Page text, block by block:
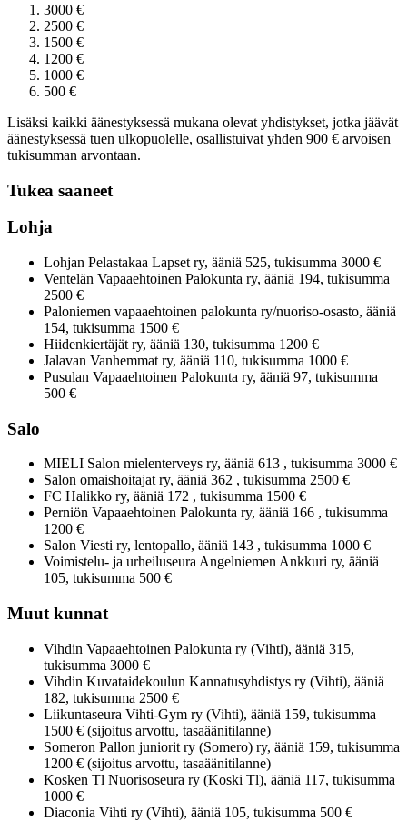
3000 €
2500 €
1500 €
1200 €
1000 €
500 €
Lisäksi kaikki äänestyksessä mukana olevat yhdistykset, jotka jäävät
äänestyksessä tuen ulkopuolelle, osallistuivat yhden 900 € arvoisen
tukisumman arvontaan.
Tukea saaneet
Lohja
Lohjan Pelastakaa Lapset ry, ääniä 525, tukisumma 3000 €
Ventelän Vapaaehtoinen Palokunta ry, ääniä 194, tukisumma
2500 €
Paloniemen vapaaehtoinen palokunta ry/nuoriso-osasto, ääniä
154, tukisumma 1500 €
Hiidenkiertäjät ry, ääniä 130, tukisumma 1200 €
Jalavan Vanhemmat ry, ääniä 110, tukisumma 1000 €
Pusulan Vapaaehtoinen Palokunta ry, ääniä 97, tukisumma
500 €
Salo
MIELI Salon mielenterveys ry, ääniä 613 , tukisumma 3000 €
Salon omaishoitajat ry, ääniä 362 , tukisumma 2500 €
FC Halikko ry, ääniä 172 , tukisumma 1500 €
Perniön Vapaaehtoinen Palokunta ry, ääniä 166 , tukisumma
1200 €
Salon Viesti ry, lentopallo, ääniä 143 , tukisumma 1000 €
Voimistelu- ja urheiluseura Angelniemen Ankkuri ry, ääniä
105, tukisumma 500 €
Muut kunnat
Vihdin Vapaaehtoinen Palokunta ry (Vihti), ääniä 315,
tukisumma 3000 €
Vihdin Kuvataidekoulun Kannatusyhdistys ry (Vihti), ääniä
182, tukisumma 2500 €
Liikuntaseura Vihti-Gym ry (Vihti), ääniä 159, tukisumma
1500 € (sijoitus arvottu, tasaäänitilanne)
Someron Pallon juniorit ry (Somero) ry, ääniä 159, tukisumma
1200 € (sijoitus arvottu, tasaäänitilanne)
Kosken Tl Nuorisoseura ry (Koski Tl), ääniä 117, tukisumma
1000 €
Diaconia Vihti ry (Vihti), ääniä 105, tukisumma 500 €